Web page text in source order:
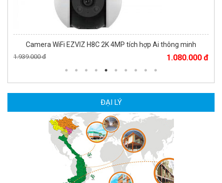
Camera WiFi EZVIZ H8C 2K 4MP tích hợp Ai thông minh
1.939.000 đ 1.080.000 đ
MUA NGAY
ĐẠI LÝ